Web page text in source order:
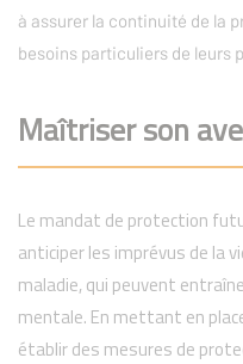
à assurer la continuité de la
besoins particuliers de leurs
Maîtriser son
Le mandat de protection
anticiper les imprévus de la
maladie, qui peuvent
mentale. En mettant en
établir des mesures de